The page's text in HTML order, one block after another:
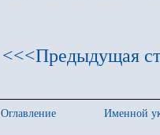
<<<Предыдущая
Оглавление
Именной